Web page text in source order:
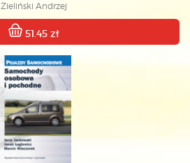
Zieliński Andrzej
51.45 zł